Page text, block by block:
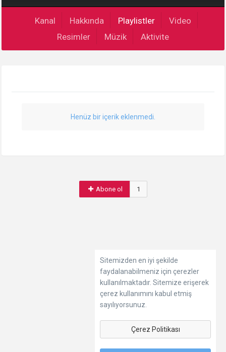
Kanal Hakkında Playlistler
Video
Resimler
Müzik Aktivite
Henüz bir içerik eklenmedi.
Abone ol 1
Sitemizden en iyi şekilde
faydalanabilmeniz için çerezler
kullanılmaktadır. Sitemize erişerek
çerez kullanımını kabul etmiş
sayılıyorsunuz.
Çerez Politikası